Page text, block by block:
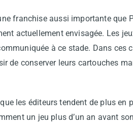
franchise aussi importante que
actuellement envisagée. Les
à ce stade. Dans ces
de conserver leurs cartouches
les éditeurs tendent de plus en
un jeu plus d’un an avant